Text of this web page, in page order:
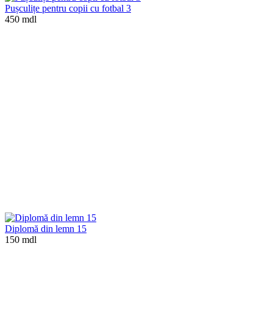
Pușculițe pentru copii cu fotbal 3
450 mdl
Diplomă din lemn 15
150 mdl